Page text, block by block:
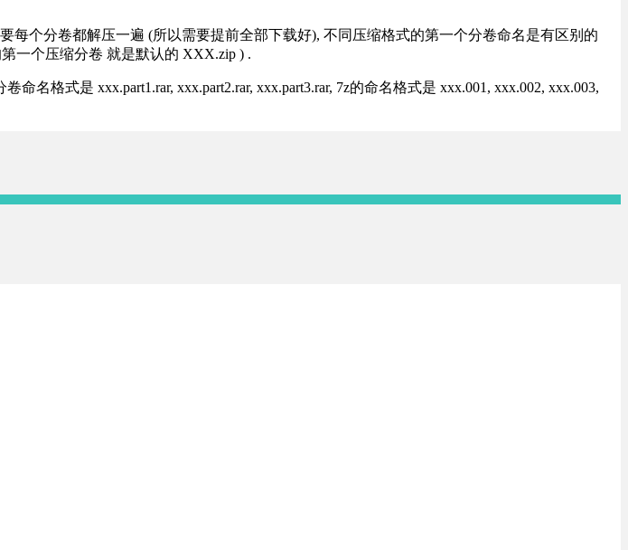
个分卷都解压一遍 (所以需要提前全部下载好), 不同压缩格式的第一个分卷命名是有区别的
一个压缩分卷 就是默认的 XXX.zip ) .
名格式是 xxx.part1.rar, xxx.part2.rar, xxx.part3.rar, 7z的命名格式是 xxx.001, xxx.002, xxx.003,